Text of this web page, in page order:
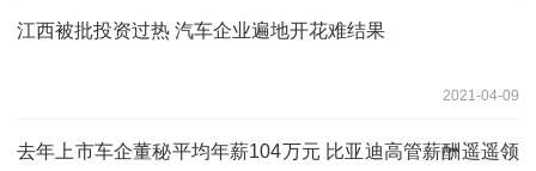
江西被批投资过热 汽车企业遍地开花难结果
2021-04-09
去年上市车企董秘平均年薪104万元 比亚迪高管薪酬遥遥领